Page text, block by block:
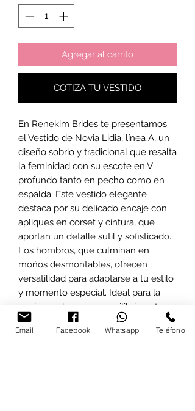
Agregar al carrito
COTIZA TU VESTIDO
En Renekim Brides te presentamos
el Vestido de Novia Lidia, línea A, un
diseño sobrio y tradicional que resalta
la feminidad con su escote en V
profundo tanto en pecho como en
espalda. Este vestido elegante
destaca por su delicado encaje con
apliques en corset y cintura, que
aportan un detalle sutil y sofisticado.
Los hombros, que culminan en
moños desmontables, ofrecen
versatilidad para adaptarse a tu estilo
y momento especial. Ideal para la
novia que busca un equilibrio entre
clásico y moderno, Lidia encarna la
esencia de la ceremonia con
Email Facebook Whatsapp Teléfono